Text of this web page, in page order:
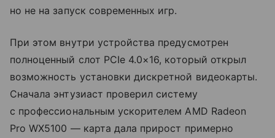
но не на запуск современных игр.
При этом внутри устройства предусмотрен
полноценный слот PCIe 4.0×16, который открыл
возможность установки дискретной видеокарты.
Сначала энтузиаст проверил систему
с профессиональным ускорителем AMD Radeon
Pro WX5100 — карта дала прирост примерно